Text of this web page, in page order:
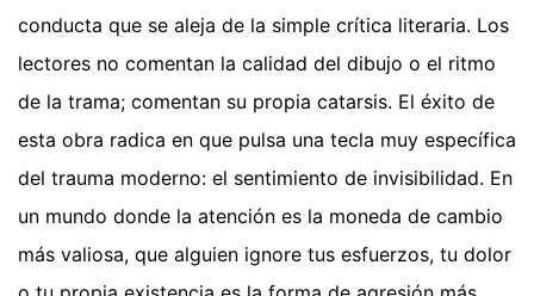
conducta que se aleja de la simple crítica literaria. Los
lectores no comentan la calidad del dibujo o el ritmo
de la trama; comentan su propia catarsis. El éxito de
esta obra radica en que pulsa una tecla muy específica
del trauma moderno: el sentimiento de invisibilidad. En
un mundo donde la atención es la moneda de cambio
más valiosa, que alguien ignore tus esfuerzos, tu dolor